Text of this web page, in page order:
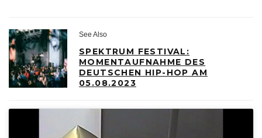
See Also
SPEKTRUM FESTIVAL:
MOMENTAUFNAHME DES
DEUTSCHEN HIP-HOP AM
05.08.2023